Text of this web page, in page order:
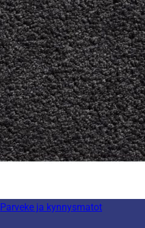
Parveke ja kynnysmatot